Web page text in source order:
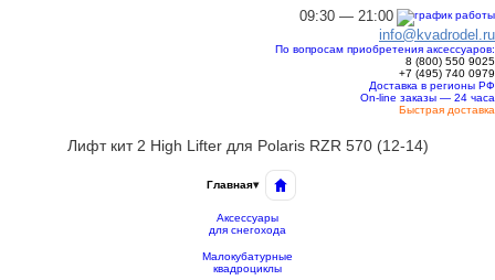
09:30 — 21:00
info@kvadrodel.ru
По вопросам приобретения аксессуаров:
8 (800) 550 9025
+7 (495) 740 0979
Доставка в регионы РФ
On-line заказы — 24 часа
Быстрая доставка
Лифт кит 2 High Lifter для Polaris RZR 570 (12-14)
Главная▾
Аксессуары
для снегохода
Малокубатурные
квадроциклы